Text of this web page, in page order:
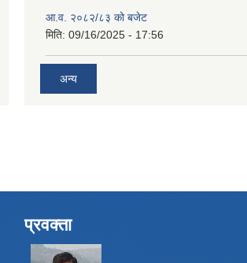
आ.व. २०८२/८३ को बजेट
मिति: 09/16/2025 - 17:56
अन्य
प्रवक्ता